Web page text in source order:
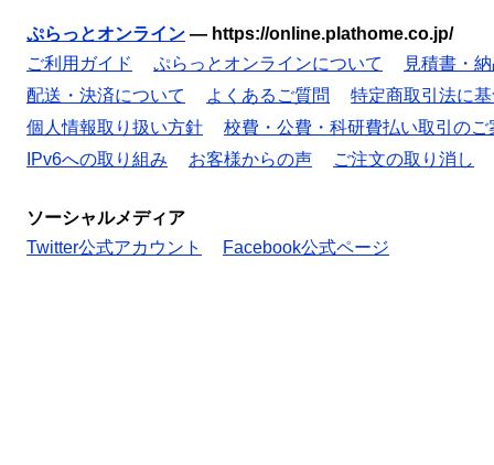
ぷらっとオンライン — https://online.plathome.co.jp/
ご利用ガイド
ぷらっとオンラインについて
見積書・
配送・決済について
よくあるご質問
特定商取引法に
個人情報取り扱い方針
校費・公費・科研費払い取引のご
IPv6への取り組み
お客様からの声 ご注文の取り消し
ソーシャルメディア
Twitter公式アカウント
Facebook公式ページ